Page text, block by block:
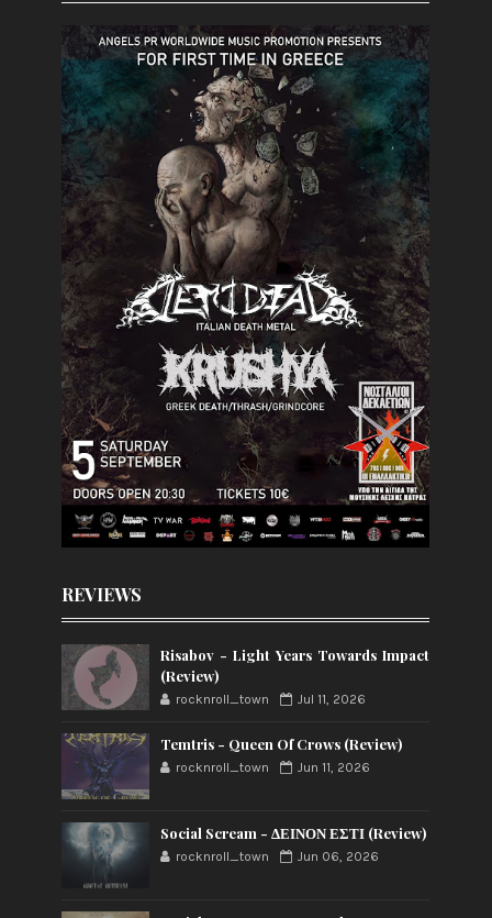
REVIEWS
Risabov - Light Years Towards Impact
(Review)
rocknroll_town Jul 11, 2026
Temtris - Queen Of Crows (Review)
rocknroll_town Jun 11, 2026
Social Scream - ΔΕΙΝΟΝ ΕΣΤΙ (Review)
rocknroll_town Jun 06, 2026